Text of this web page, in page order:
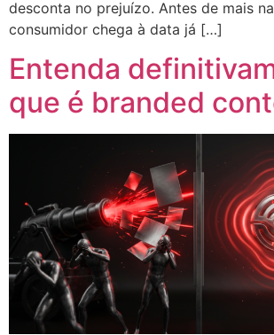
desconta no prejuízo. Antes de mais
consumidor chega à data já […]
Entenda
que é branded